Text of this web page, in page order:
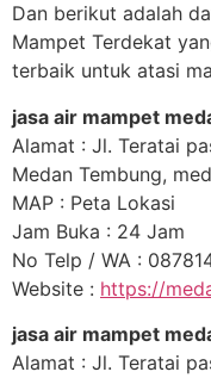
Dan berikut adalah
Mampet Terdekat
terbaik untuk atasi
jasa air mampet
Alamat : Jl. Teratai
Medan Tembung,
MAP : Peta Lokasi
Jam Buka : 24 Jam
No Telp / WA :
Website : https://
jasa air mampet
Alamat : Jl. Teratai